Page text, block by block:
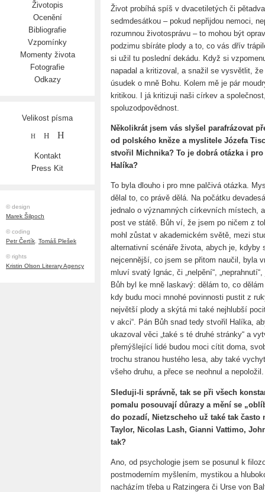
Životopis
Ocenění
Bibliografie
Vzpomínky
Momenty života
Fotografie
Odkazy
Velikost písma
H H H
Kontakt
Press Kit
© design
Marek Šilpoch
© coding
Petr Čertík, Tomáš Plešek
© rights
Kristin Olson Literary Agency
Život probíhá spíš v dvacetiletých či
sedmdesátkou – pokud nepřijdou nemoci,
rozumnou životosprávu – to mohou být
podzimu sbíráte plody a to, co vás dřív
si užil tu poslední dekádu. Když si
napadal a kritizoval, a snažil se vysvětlit,
úsudek o mně Bohu. Kolem mě je pár
kritikou. I já kritizuji naši církev a
spoluzodpovědnost.
Několikrát jsem vás slyšel parafrázovat
od polského kněze a myslitele Józefa
stvořil Michnika? To je dobrá otázka i
Halíka?
To byla dlouho i pro mne palčivá otázka.
dělal to, co právě dělá. Na počátku
jednalo o významných církevních místech,
post ve státě. Bůh ví, že jsem po ničem z
mohl zůstat v akademickém světě, mezi
alternativní scénáře života, abych je, kdyby
nejcennější, co jsem se přitom naučil, byla
mluví svatý Ignác, či „nelpění“,
Bůh byl ke mně laskavý: dělám to, co
kdy budu moci mnohé povinnosti pustit z
největší plody a skýtá mi také nejhlubší
v akci“. Pán Bůh snad tedy stvořil Halíka,
ukazoval věci „také s té druhé stránky“ a
přemýšlející lidé budou moci cítit doma,
trochu stranou hustého lesa, aby také
všeho druhu, a přece se neohnul a nepoložil.
Sleduji-li správně, tak se při všech
pomalu posouvají důrazy a mění se
do pozadí, Nietzscheho už také tak
Taylor, Nicolas Lash, Gianni Vattimo,
tak?
Ano, od psychologie jsem se posunul k
postmoderním myšlením, mystikou a
nacházím třeba u Ratzingera či Urse von